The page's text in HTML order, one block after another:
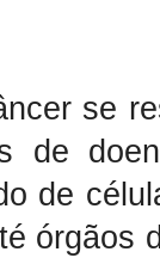
se
de
de
órgãos